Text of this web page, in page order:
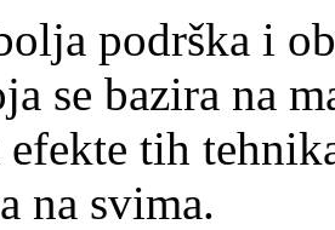
i
se bazira na
efekte tih
na svima.